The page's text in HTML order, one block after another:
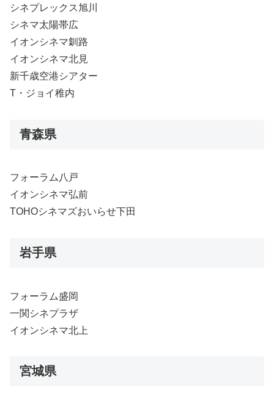
シネプレックス旭川
シネマ太陽帯広
イオンシネマ釧路
イオンシネマ北見
新千歳空港シアター
T・ジョイ稚内
青森県
フォーラム八戸
イオンシネマ弘前
TOHOシネマズおいらせ下田
岩手県
フォーラム盛岡
一関シネプラザ
イオンシネマ北上
宮城県